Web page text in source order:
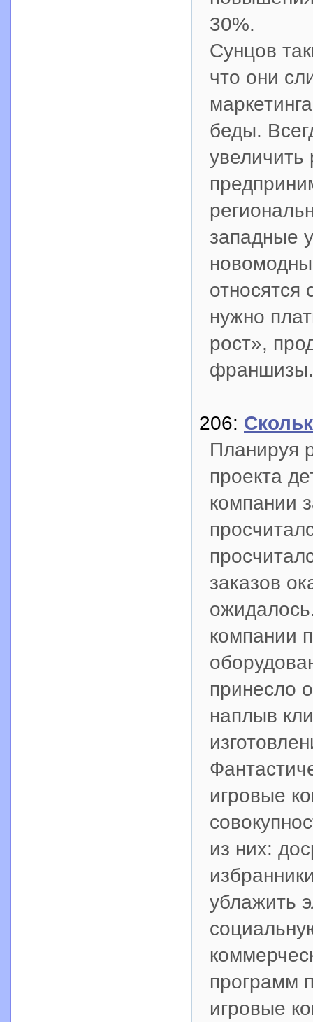
30%.
Сунцов
что они
беды.
увеличить
западные
относятся
нужно
рост»,
франшизы.
206:
Планируя
проекта
компании
заказов
компании
принесло
наплыв
игровые
из них:
ублажить
программ
игровые